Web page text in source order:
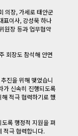
의장, 가세로 태안군
표이사, 강성묵 하나
원장 등과 업무협약
회장도 참석해 안면
진을 위해 맺었습니
가 신속히 진행되도록
적극 협력하기로 했
도록 행정적 지원을 펴
적극 협력합니다.